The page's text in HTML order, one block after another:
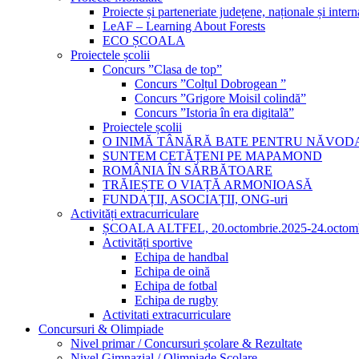
Proiecte și parteneriate județene, naționale și
LeAF – Learning About Forests
ECO ȘCOALA
Proiectele școlii
Concurs ”Clasa de top”
Concurs ”Colțul Dobrogean ”
Concurs ”Grigore Moisil colindă”
Concurs ”Istoria în era digitală”
Proiectele școlii
O INIMĂ TÂNĂRĂ BATE PENTRU
SUNTEM CETĂȚENI PE MAPAMOND
ROMÂNIA ÎN SĂRBĂTOARE
TRĂIEȘTE O VIAȚĂ ARMONIOASĂ
FUNDAȚII, ASOCIAȚII, ONG-uri
Activități extracurriculare
ȘCOALA ALTFEL, 20.octombrie.2025-
Activități sportive
Echipa de handbal
Echipa de oină
Echipa de fotbal
Echipa de rugby
Activitati extracurriculare
Concursuri & Olimpiade
Nivel primar / Concursuri școlare & Rezultate